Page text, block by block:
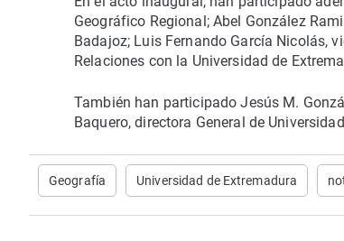
Geográfico Regional; Abel González
Badajoz; Luis Fernando García Nicolás,
Relaciones con la Universidad de
También han participado Jesús M.
Baquero, directora General de
Geografía Universidad de Extremadura